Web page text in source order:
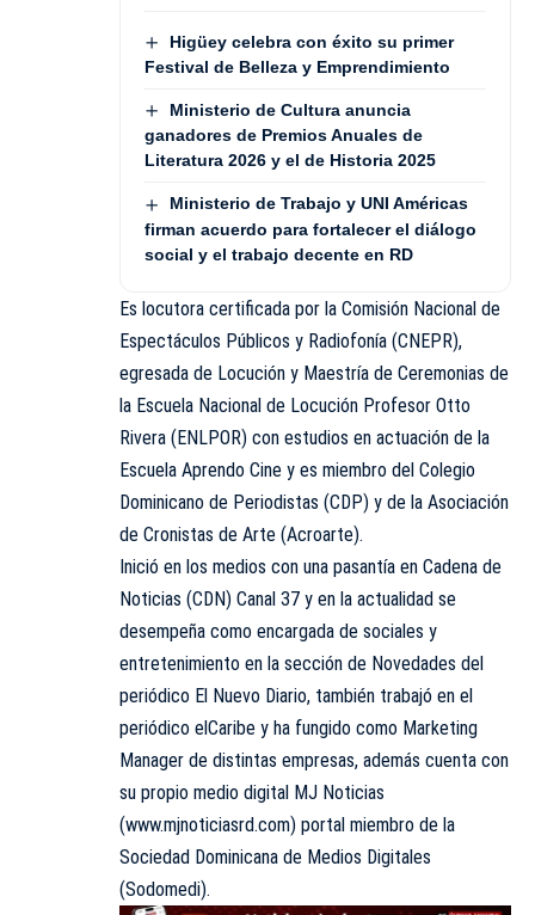
Higüey celebra con éxito su primer
Festival de Belleza y Emprendimiento
Ministerio de Cultura anuncia
ganadores de Premios Anuales de
Literatura 2026 y el de Historia 2025
Ministerio de Trabajo y UNI Américas
firman acuerdo para fortalecer el diálogo
social y el trabajo decente en RD
Es locutora certificada por la Comisión Nacional de
Espectáculos Públicos y Radiofonía (CNEPR),
egresada de Locución y Maestría de Ceremonias de
la Escuela Nacional de Locución Profesor Otto
Rivera (ENLPOR) con estudios en actuación de la
Escuela Aprendo Cine y es miembro del Colegio
Dominicano de Periodistas (CDP) y de la Asociación
de Cronistas de Arte (Acroarte).
Inició en los medios con una pasantía en Cadena de
Noticias (CDN) Canal 37 y en la actualidad se
desempeña como encargada de sociales y
entretenimiento en la sección de Novedades del
periódico El Nuevo Diario, también trabajó en el
periódico elCaribe y ha fungido como Marketing
Manager de distintas empresas, además cuenta con
su propio medio digital MJ Noticias
(www.mjnoticiasrd.com) portal miembro de la
Sociedad Dominicana de Medios Digitales
(Sodomedi).